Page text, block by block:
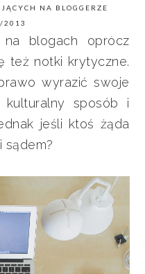
NA BLOGGERZE
2013
blogach oprócz
też notki krytyczne.
wyrazić swoje
sposób i
jeśli ktoś żąda
sądem?